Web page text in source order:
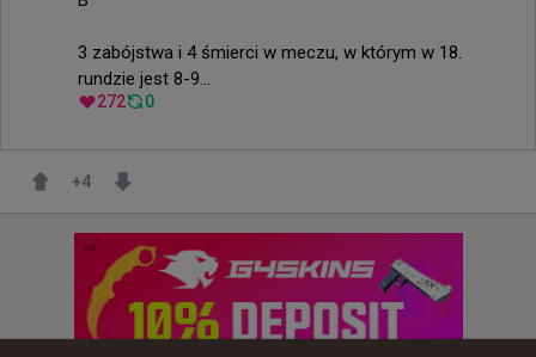
3 zabójstwa i 4 śmierci w meczu, w którym w 18.
rundzie jest 8-9...
272 0
+4